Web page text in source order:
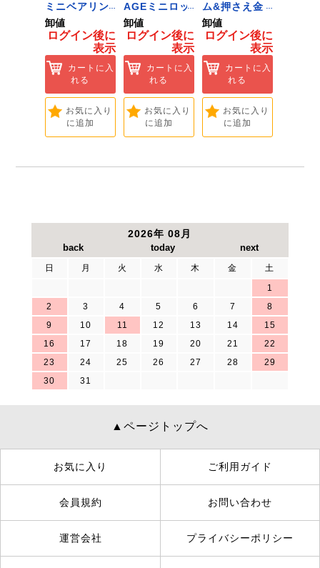
ミニベアリン
グタイプ 310
ミリ 72958
Hardware]
卸値
ログイン後に
表示
カートに入
れる
お気に入り
に追加
AGEミニロッ
ク 360W
[Tools &
Hardware]
卸値
ログイン後に
表示
カートに入
れる
お気に入り
に追加
ム&押さえ金
物 72909
卸値
ログイン後に
表示
カートに入
れる
お気に入り
に追加
2026年 08月
日 月 火 水 木 金
土
1
2
3 4 5 6 7
8
9
10 11 12 13 14
15
16
17 18 19 20 21
22
23
24 25 26 27 28
29
30
31
▲ページトップへ
お気に入り ご利用ガイド
会員規約 お問い合わせ
運営会社 プライバシーポリシー